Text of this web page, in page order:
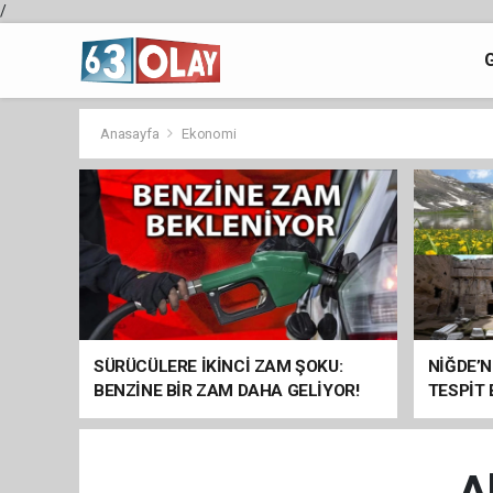
/
Anasayfa Ekonomi
SÜRÜCÜLERE İKİNCİ ZAM ŞOKU:
BENZİNE BİR ZAM DAHA GELİYOR!
TESPİT
SOMUT